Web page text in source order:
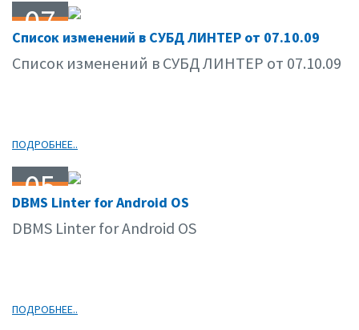
07
10.09
Список изменений в СУБД ЛИНТЕР от 07.10.09
Список изменений в СУБД ЛИНТЕР от 07.10.09
ПОДРОБНЕЕ..
05
10.09
DBMS Linter for Android OS
DBMS Linter for Android OS
ПОДРОБНЕЕ..